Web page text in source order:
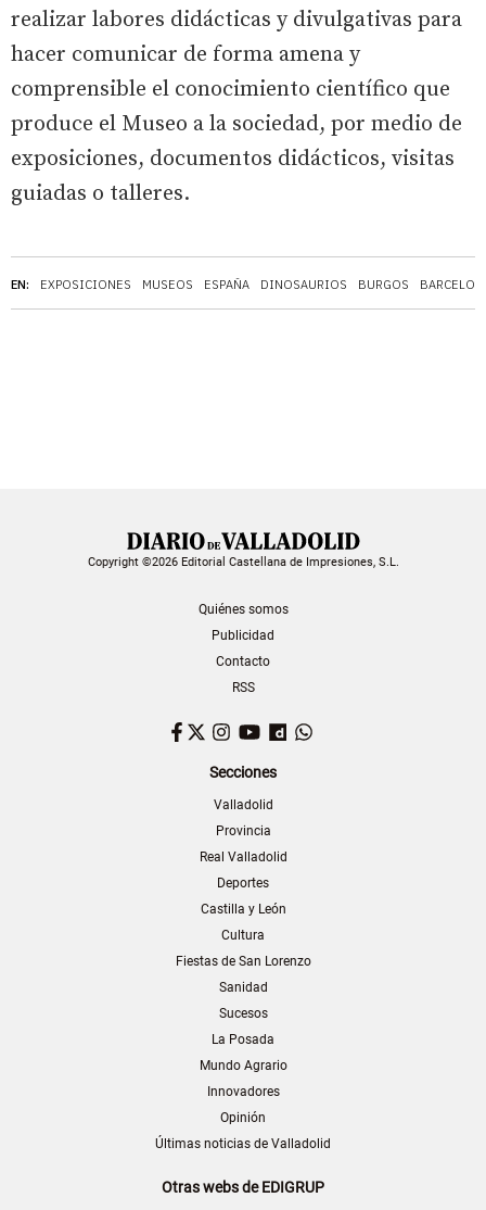
EN: EXPOSICIONES MUSEOS ESPAÑA DINOSAURIOS BURGOS
realizar labores didácticas y divulgativas para
hacer comunicar de forma amena y
comprensible el conocimiento científico que
produce el Museo a la sociedad, por medio de
exposiciones, documentos didácticos, visitas
guiadas o talleres.
Copyright ©2026 Editorial Castellana de Impresiones, S.L.
Quiénes somos
Publicidad
Contacto
RSS
Facebook
TwitterInstagram
YouTubeDailymotion
Secciones
Valladolid
Provincia
Real Valladolid
Deportes
Castilla y León
Cultura
Fiestas de San Lorenzo
Sanidad
Sucesos
La Posada
Mundo Agrario
Innovadores
Opinión
Últimas noticias de Valladolid
Otras webs de EDIGRUP